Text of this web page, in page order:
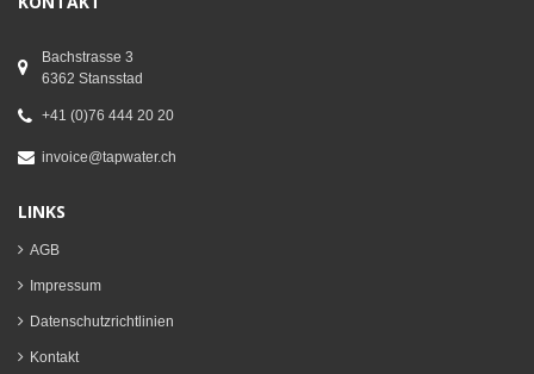
Bachstrasse 3
6362 Stansstad
+41 (0)76 444 20 20
invoice@tapwater.ch
LINKS
AGB
Impressum
Datenschutzrichtlinien
Kontakt